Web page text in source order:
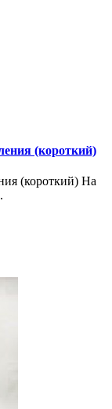
(короткий)
(короткий) На